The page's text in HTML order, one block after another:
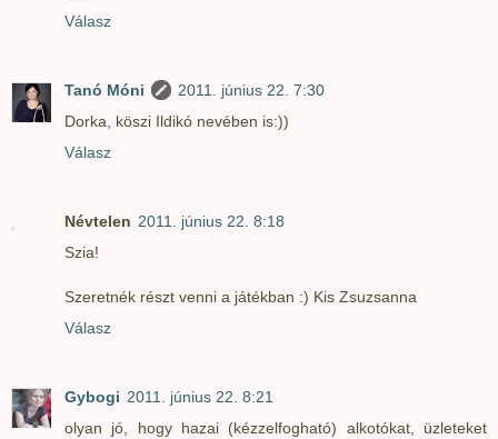
Válasz
Tanó Móni
2011. június 22. 7:30
Dorka, köszi Ildikó nevében is:))
Válasz
Névtelen 2011. június 22. 8:18
Szia!
Szeretnék részt venni a játékban :) Kis Zsuzsanna
Válasz
Gybogi 2011. június 22. 8:21
olyan jó, hogy hazai (kézzelfogható) alkotókat, üzleteket